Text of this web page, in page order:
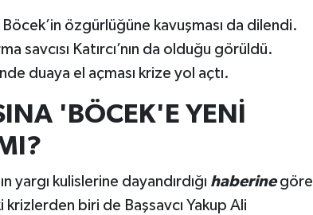
özgürlüğüne kavuşması da dilendi.
savcısı Katırcı’nın da olduğu görüldü.
duaya el açması krize yol açtı.
'BÖCEK'E YENİ
yargı kulislerine dayandırdığı haberinegöre
krizlerden biri de Başsavcı Yakup Ali